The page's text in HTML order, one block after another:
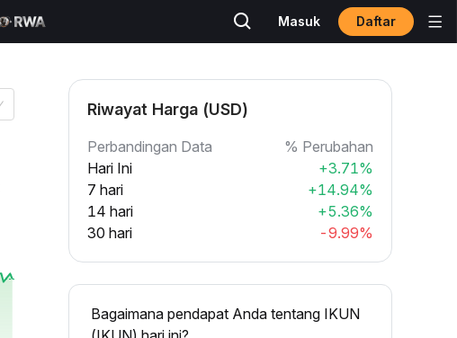
Masuk Daftar
Riwayat Harga (USD)
Perbandingan Data
% Perubahan
Hari Ini
+3.71%
7 hari
+14.94%
14 hari
+5.36%
30 hari
-9.99%
Bagaimana pendapat Anda tentang IKUN